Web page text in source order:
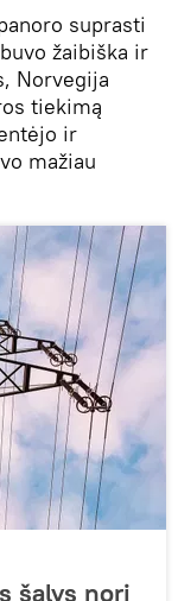
suprasti
žaibiška ir
Norvegija
tiekimą
ir
mažiau
šalys nori